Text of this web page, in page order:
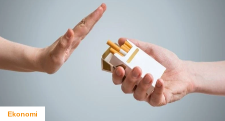
Ekonomi